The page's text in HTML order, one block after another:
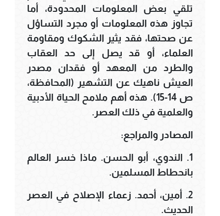
تلقي بعض المعلومات المحدودة، أما
تجاوز هذه المعلومات أو مجرد التساؤل
عن صحتها، فقد يثير الشكوك ومقاومة
العلماء، أو قد يصل إلى حد العقاب
والطرد من المعهد أو فقدان مصدر
العيش ناهيك عن التشهير (المحافظة،
ص 14-15). هذه أهم ملامح الحياة الأدبية
والعلمية في ذلك العصر.
المصادر والمراجع:
1. الندوي، أبو الحسن. ماذا خسر العالم
بانحطاط المسلمين.
2. أمين، أحمد. زعماء الإصلاح في العصر
الحديث.